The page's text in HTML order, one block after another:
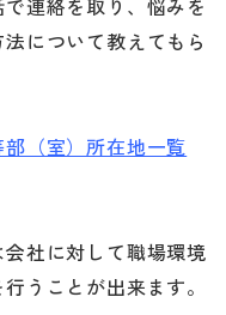
連絡を取り、悩みを
について教えてもら
（室）所在地一覧
社に対して職場環境
行うことが出来ます。